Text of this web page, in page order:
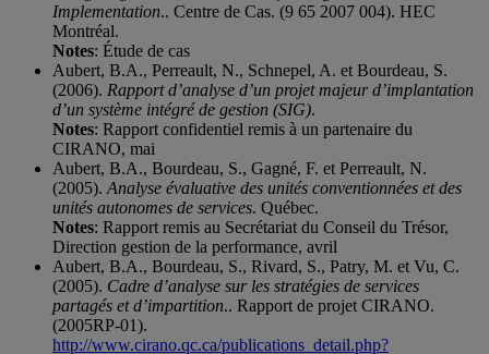
Implementation.. Centre de Cas. (9 65 2007 004). HEC
Montréal.
Notes: Étude de cas
Aubert, B.A., Perreault, N., Schnepel, A. et Bourdeau, S.
(2006). Rapport d’analyse d’un projet majeur d’implantation
d’un système intégré de gestion (SIG).
Notes: Rapport confidentiel remis à un partenaire du
CIRANO, mai
Aubert, B.A., Bourdeau, S., Gagné, F. et Perreault, N.
(2005). Analyse évaluative des unités conventionnées et des
unités autonomes de services. Québec.
Notes: Rapport remis au Secrétariat du Conseil du Trésor,
Direction gestion de la performance, avril
Aubert, B.A., Bourdeau, S., Rivard, S., Patry, M. et Vu, C.
(2005). Cadre d’analyse sur les stratégies de services
partagés et d’impartition.. Rapport de projet CIRANO.
(2005RP-01).
http://www.cirano.qc.ca/publications_detail.php?